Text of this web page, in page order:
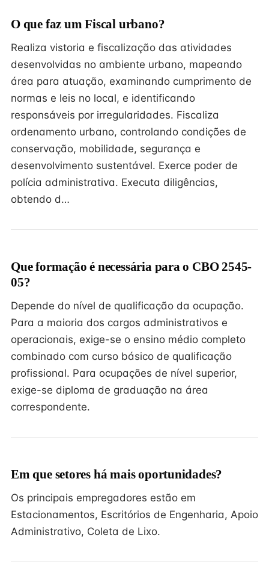
O que faz um Fiscal urbano?
Realiza vistoria e fiscalização das atividades
desenvolvidas no ambiente urbano, mapeando
área para atuação, examinando cumprimento de
normas e leis no local, e identificando
responsáveis por irregularidades. Fiscaliza
ordenamento urbano, controlando condições de
conservação, mobilidade, segurança e
desenvolvimento sustentável. Exerce poder de
polícia administrativa. Executa diligências,
obtendo d…
Que formação é necessária para o CBO 2545-
05?
Depende do nível de qualificação da ocupação.
Para a maioria dos cargos administrativos e
operacionais, exige-se o ensino médio completo
combinado com curso básico de qualificação
profissional. Para ocupações de nível superior,
exige-se diploma de graduação na área
correspondente.
Em que setores há mais oportunidades?
Os principais empregadores estão em
Estacionamentos, Escritórios de Engenharia, Apoio
Administrativo, Coleta de Lixo.